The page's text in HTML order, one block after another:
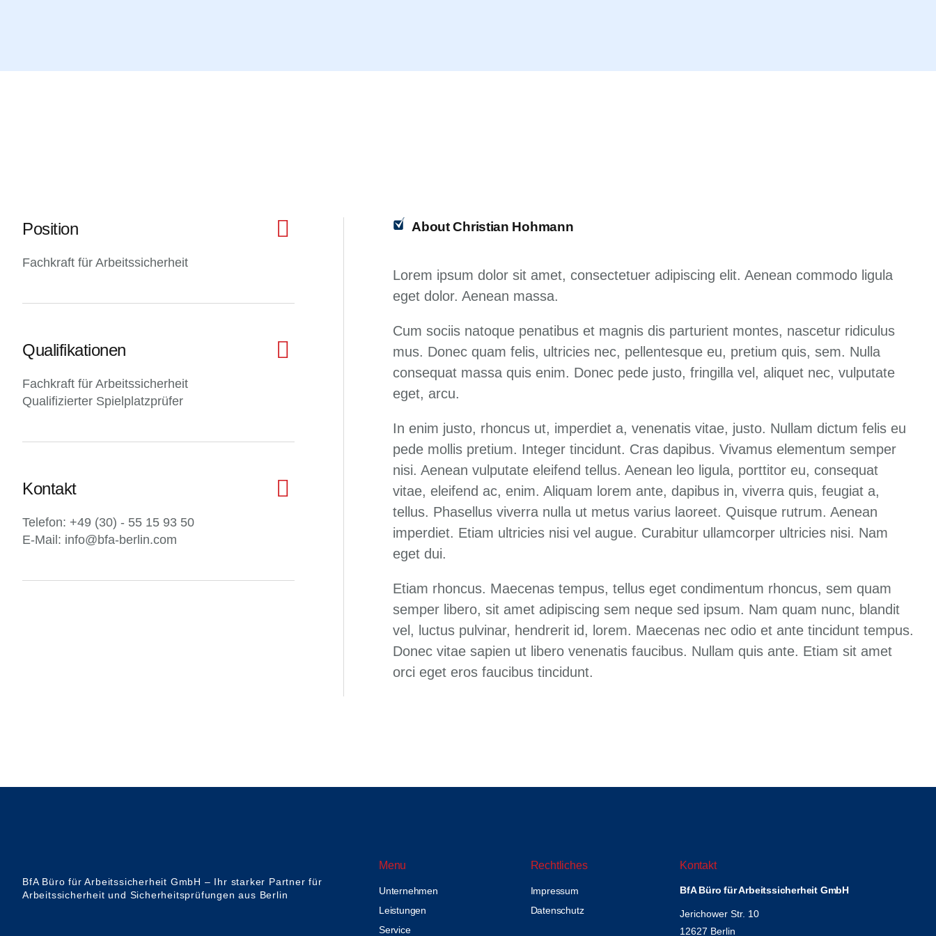
Position
Fachkraft für Arbeitssicherheit
Qualifikationen
Fachkraft für Arbeitssicherheit
Qualifizierter Spielplatzprüfer
Kontakt
Telefon: +49 (30) - 55 15 93 50
E-Mail: info@bfa-berlin.com
About Christian Hohmann
Lorem ipsum dolor sit amet, consectetuer adipiscing elit. Aenean commodo ligula
eget dolor. Aenean massa.
Cum sociis natoque penatibus et magnis dis parturient montes, nascetur ridiculus
mus. Donec quam felis, ultricies nec, pellentesque eu, pretium quis, sem. Nulla
consequat massa quis enim. Donec pede justo, fringilla vel, aliquet nec, vulputate
eget, arcu.
In enim justo, rhoncus ut, imperdiet a, venenatis vitae, justo. Nullam dictum felis eu
pede mollis pretium. Integer tincidunt. Cras dapibus. Vivamus elementum semper
nisi. Aenean vulputate eleifend tellus. Aenean leo ligula, porttitor eu, consequat
vitae, eleifend ac, enim. Aliquam lorem ante, dapibus in, viverra quis, feugiat a,
tellus. Phasellus viverra nulla ut metus varius laoreet. Quisque rutrum. Aenean
imperdiet. Etiam ultricies nisi vel augue. Curabitur ullamcorper ultricies nisi. Nam
eget dui.
Etiam rhoncus. Maecenas tempus, tellus eget condimentum rhoncus, sem quam
semper libero, sit amet adipiscing sem neque sed ipsum. Nam quam nunc, blandit
vel, luctus pulvinar, hendrerit id, lorem. Maecenas nec odio et ante tincidunt tempus.
Donec vitae sapien ut libero venenatis faucibus. Nullam quis ante. Etiam sit amet
orci eget eros faucibus tincidunt.
BfA Büro für Arbeitssicherheit GmbH – Ihr starker Partner für
Arbeitssicherheit und Sicherheitsprüfungen aus Berlin
Menu
Unternehmen
Leistungen
Service
Rechtliches
Impressum
Datenschutz
Kontakt
BfA Büro für Arbeitssicherheit GmbH
Jerichower Str. 10
12627 Berlin